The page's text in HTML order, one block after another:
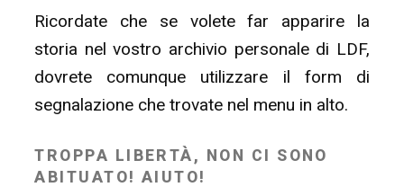
Ricordate che se volete far apparire la
storia nel vostro archivio personale di LDF,
dovrete comunque utilizzare il form di
segnalazione che trovate nel menu in alto.
TROPPA LIBERTÀ, NON CI SONO
ABITUATO! AIUTO!